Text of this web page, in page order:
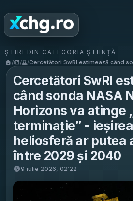
ȘTIRI DIN CATEGORIA ȘTIINȚĂ
/
/ /Cercetători SwRI estimează când
Cercetători SwRI
când sonda NASA
Horizons va atinge
terminație” -
heliosferă ar putea
între 2029 și 2040
9 iulie 2026, 02:22